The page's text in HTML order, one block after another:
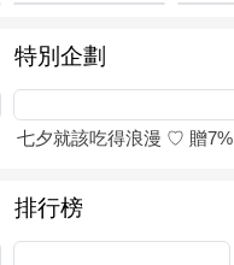
特別企劃
七夕就該吃得浪漫 ♡ 贈7%
排行榜